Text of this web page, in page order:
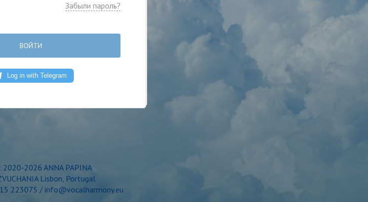
Забыли пароль?
ВОЙТИ
2020-2026 ANNA PAPINA
Lisbon, Portugal
223075 / info@vocalharmony.eu